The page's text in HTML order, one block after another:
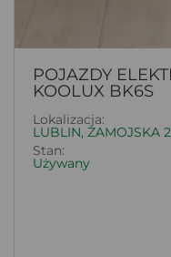
POJAZDY
KOOLUX BK6S
Lokalizacja:
LUBLIN, ZAMOJSKA
Stan:
Używany